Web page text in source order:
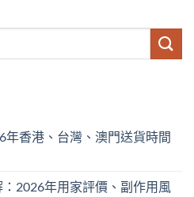
年香港、台灣、澳門送貨時間
2026年用家評價、副作用風